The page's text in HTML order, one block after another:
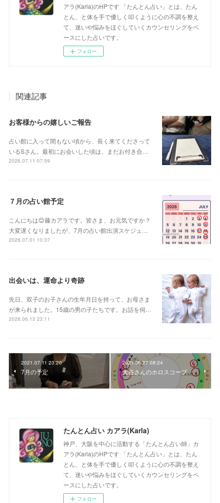
アラ(Karla)のHPです 「たんとん占い」とは、たん
とん、と体を手で優しく叩くように心の不調を整え
て、迷いや悩みをほぐしていくカウンセリングをベ
ースにした占いです。
フォロー
関連記事
お客様からの嬉しいご報告
占い館に入って間もない頃から、長く来てくださって
いるSさん。最初にお会いした頃は、まだお付き合…
2026.07.11 07:59
７月の占い館予定
こんにちは😊藤カアラです。皆さま、お元気ですか？
大変遅くなりましたが、7月の占い館出演スケジュ…
2026.07.01 10:37
出会いは、運命より奇跡
先日、双子のお子さんの生年月日を持って、お母さま
が来られました。15歳の男の子たちです。お話を伺…
2026.06.13 23:11
2021.07.11 23:20
7月の予定
2021.06.27 08:24
大谷さんのホロスコープ
たんとん占い カアラ(Karla)
神戸、大阪を中心に活動する「たんとん占い師」カ
アラ(Karla)のHPです 「たんとん占い」とは、たん
とん、と体を手で優しく叩くように心の不調を整え
て、迷いや悩みをほぐしていくカウンセリングをベ
ースにした占いです。
フォロー